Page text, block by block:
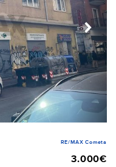
RE/MAX Cometa
3.000€